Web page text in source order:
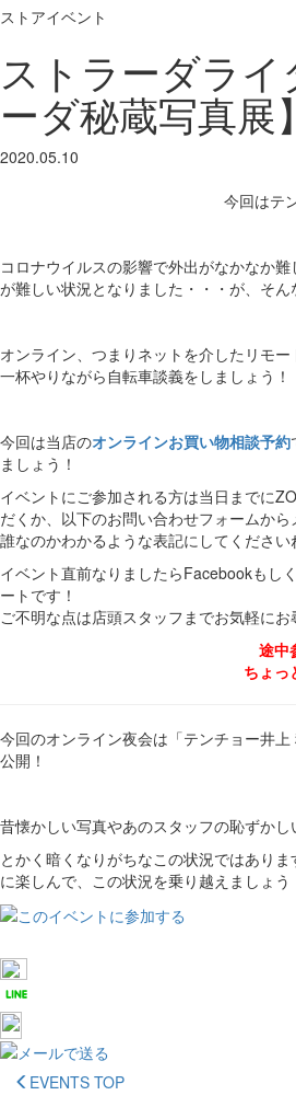
ストアイベント
ストラーダラ
ーダ秘蔵写真展
2020.05.10
今回はテ
コロナウイルスの影響で外出がなかなか
が難しい状況となりました・・・が、そ
オンライン、つまりネットを介したリモ
一杯やりながら自転車談義をしましょう！
今回は当店のオンラインお買い物相談予約
ましょう！
イベントにご参加される方は当日までに
だくか、以下のお問い合わせフォームか
誰なのかわかるような表記にしてください
イベント直前なりましたらFacebookもし
ートです！
ご不明な点は店頭スタッフまでお気軽にお
途中
ちょっ
今回のオンライン夜会は「テンチョー井
公開！
昔懐かしい写真やあのスタッフの恥ずか
とかく暗くなりがちなこの状況ではあり
に楽しんで、この状況を乗り越えましょう
EVENTS TOP